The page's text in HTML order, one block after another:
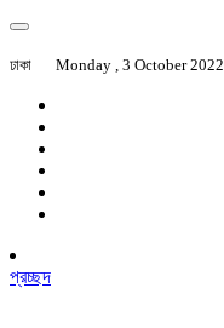
ঢাকা Monday , 3 October 2022
প্রচ্ছদ